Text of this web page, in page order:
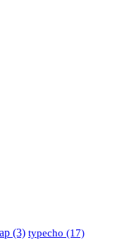
(3) typecho (17)